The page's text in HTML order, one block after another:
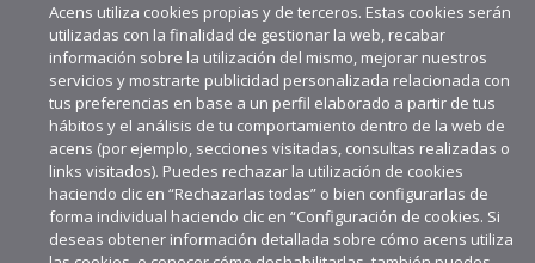
Acens utiliza cookies propias y de terceros. Estas cookies serán
utilizadas con la finalidad de gestionar la web, recabar
información sobre la utilización del mismo, mejorar nuestros
servicios y mostrarte publicidad personalizada relacionada con
tus preferencias en base a un perfil elaborado a partir de tus
hábitos y el análisis de tu comportamiento dentro de la web de
acens (por ejemplo, secciones visitadas, consultas realizadas o
links visitados). Puedes rechazar la utilización de cookies
haciendo clic en “Rechazarlas todas” o bien configurarlas de
forma individual haciendo clic en “Configuración de cookies. Si
deseas obtener información detallada sobre cómo acens utiliza